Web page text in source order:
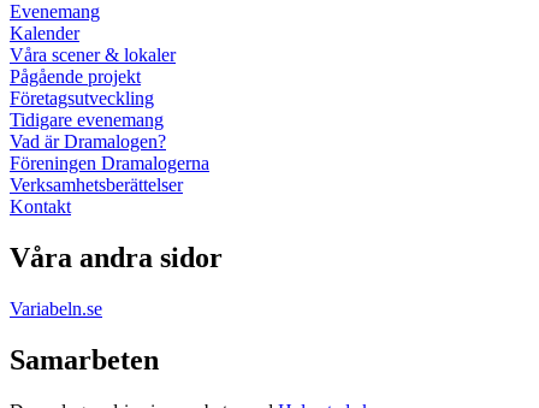
Evenemang
Kalender
Våra scener & lokaler
Pågående projekt
Företagsutveckling
Tidigare evenemang
Vad är Dramalogen?
Föreningen Dramalogerna
Verksamhetsberättelser
Kontakt
Våra andra sidor
Variabeln.se
Samarbeten